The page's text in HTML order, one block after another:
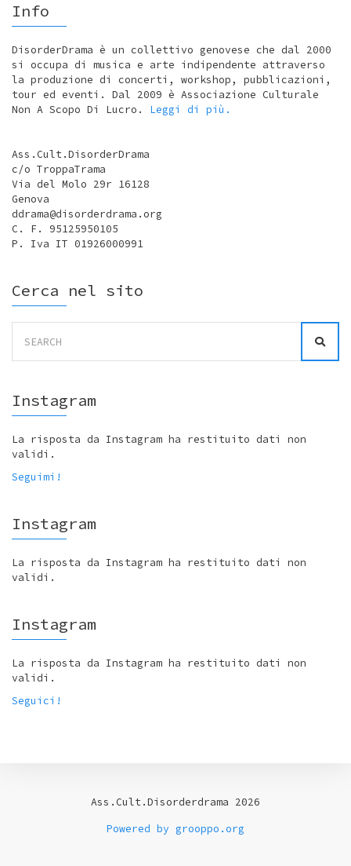
Info
DisorderDrama è un collettivo genovese che dal 2000
si occupa di musica e arte indipendente attraverso
la produzione di concerti, workshop, pubblicazioni,
tour ed eventi. Dal 2009 è Associazione Culturale
Non A Scopo Di Lucro. Leggi di più.
Ass.Cult.DisorderDrama
c/o TroppaTrama
Via del Molo 29r 16128
Genova
ddrama@disorderdrama.org
C. F. 95125950105
P. Iva IT 01926000991
Cerca nel sito
for:
Instagram
La risposta da Instagram ha restituito dati non
validi.
Seguimi!
Instagram
La risposta da Instagram ha restituito dati non
validi.
Instagram
La risposta da Instagram ha restituito dati non
validi.
Seguici!
Ass.Cult.Disorderdrama 2026
Powered by grooppo.org